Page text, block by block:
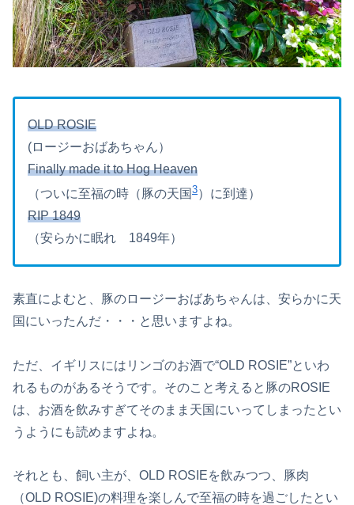
OLD ROSIE
(ロージーおばあちゃん）
Finally made it to Hog Heaven
（ついに至福の時（豚の天国 3）に到達）
RIP 1849
（安らかに眠れ 1849年）
素直によむと、豚のロージーおばあちゃんは、安らかに天
国にいったんだ・・・と思いますよね。
ただ、イギリスにはリンゴのお酒で“OLD ROSIE”といわ
れるものがあるそうです。そのこと考えると豚のROSIE
は、お酒を飲みすぎてそのまま天国にいってしまったとい
うようにも読めますよね。
それとも、飼い主が、OLD ROSIEを飲みつつ、豚肉
（OLD ROSIE)の料理を楽しんで至福の時を過ごしたとい